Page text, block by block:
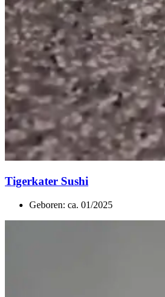
Tigerkater Sushi
Geboren: ca. 01/2025